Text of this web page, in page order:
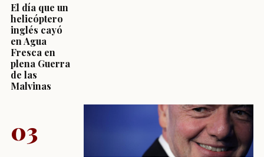
El día que un
helicóptero
inglés cayó
en Agua
Fresca en
plena Guerra
de las
Malvinas
03